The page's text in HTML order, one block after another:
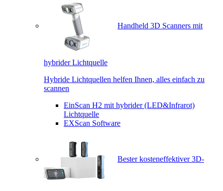
Handheld 3D Scanners mit
hybrider Lichtquelle
Hybride Lichtquellen helfen Ihnen, alles einfach zu
scannen
EinScan H2 mit hybrider (LED&Infrarot)
Lichtquelle
EXScan Software
Bester kosteneffektiver 3D-